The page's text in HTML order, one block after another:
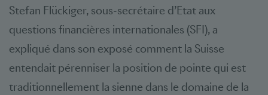
Stefan Flückiger, sous-secrétaire d’Etat aux
questions financières internationales (SFI), a
expliqué dans son exposé comment la Suisse
entendait pérenniser la position de pointe qui est
traditionnellement la sienne dans le domaine de la